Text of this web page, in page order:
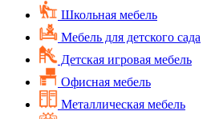
Школьная мебель
Мебель для детского сада
Детская игровая мебель
Офисная мебель
Металлическая мебель